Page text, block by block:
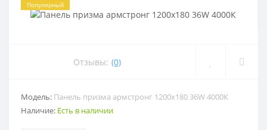
Популярный
Отзывы: (0)
Модель: Панель призма армстронг 1200x180 36W 4000К
Наличие: Есть в наличии